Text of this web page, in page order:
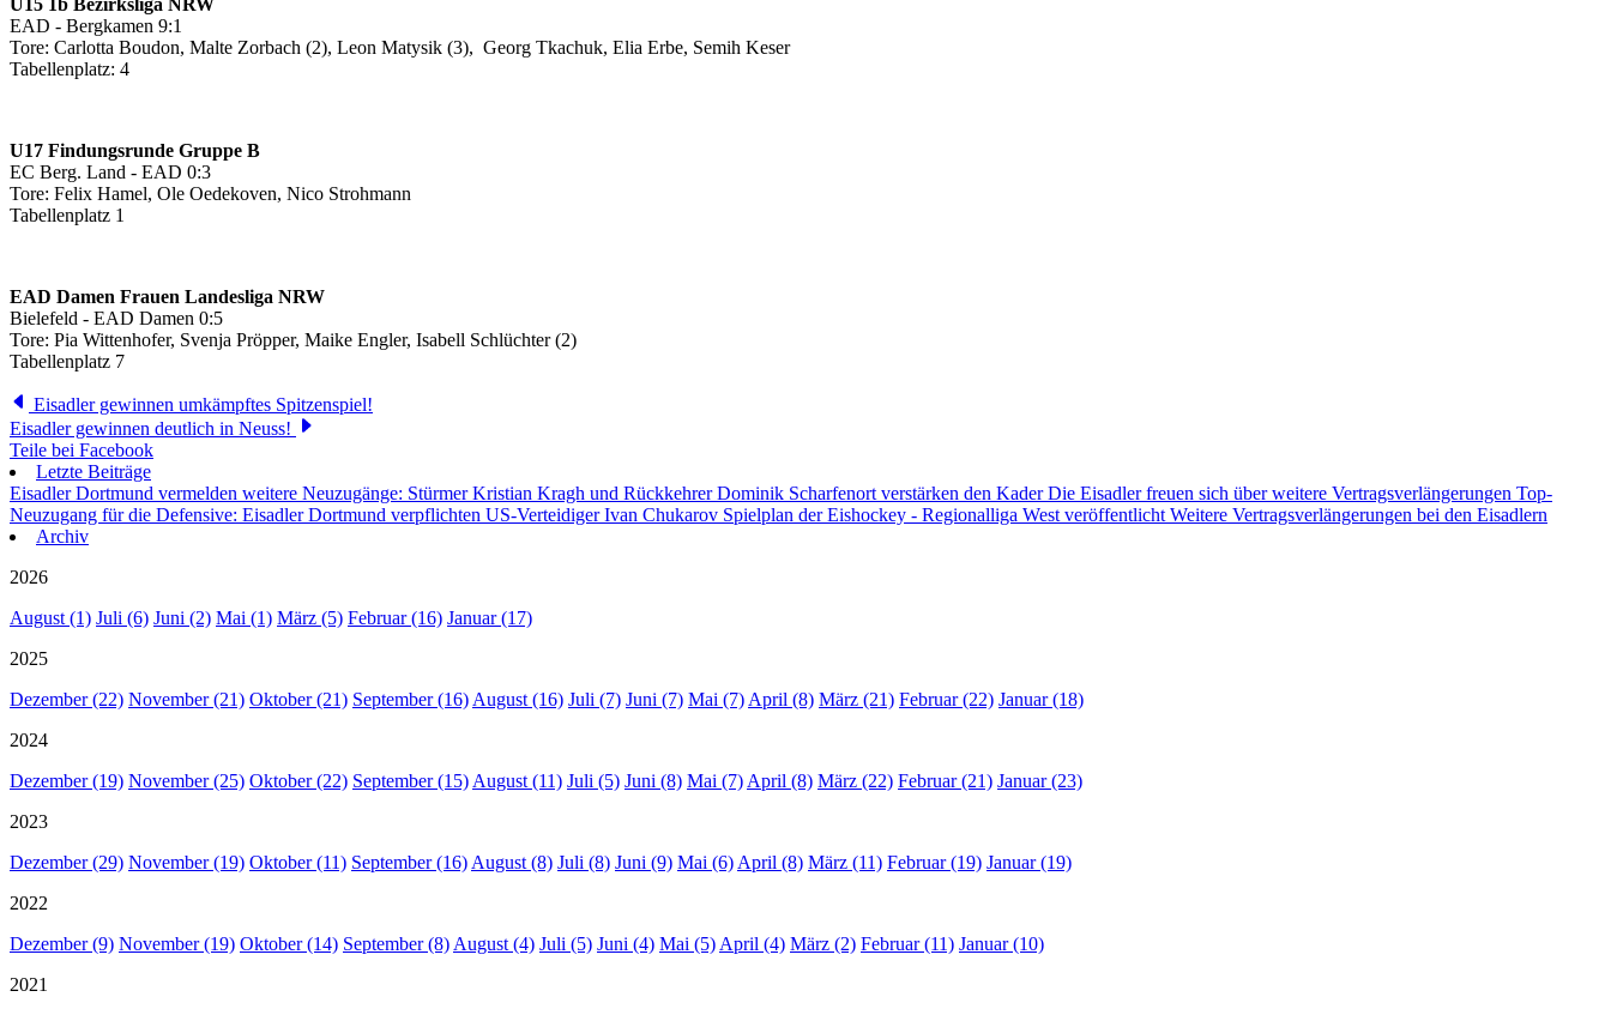
EAD - Bergkamen 9:1
Tore: Carlotta Boudon, Malte Zorbach (2), Leon Matysik (3), Georg Tkachuk, Elia Erbe, Semih Keser
Tabellenplatz: 4
U17 Findungsrunde Gruppe B
EC Berg. Land - EAD 0:3
Tore: Felix Hamel, Ole Oedekoven, Nico Strohmann
Tabellenplatz 1
EAD Damen Frauen Landesliga NRW
Bielefeld - EAD Damen 0:5
Tore: Pia Wittenhofer, Svenja Pröpper, Maike Engler, Isabell Schlüchter (2)
Tabellenplatz 7
Eisadler gewinnen umkämpftes Spitzenspiel!
Eisadler gewinnen deutlich in Neuss!
Teile bei Facebook
Letzte Beiträge
Eisadler Dortmund vermelden weitere Neuzugänge: Stürmer Kristian Kragh und Rückkehrer Dominik Scharfenort verstärken den KaderDie Eisadler freuen sich über weitere Vertragsverlängerungen Top-
Neuzugang für die Defensive: Eisadler Dortmund verpflichten US-Verteidiger Ivan Chukarov Spielplan der Eishockey - Regionalliga West veröffentlicht Weitere Vertragsverlängerungen bei den Eisadlern
Archiv
2026
August (1) Juli (6) Juni (2) Mai (1) März (5) Februar (16) Januar (17)
2025
Dezember (22) November (21) Oktober (21) September (16) August (16) Juli (7) Juni (7) Mai (7) April (8) März (21) Februar (22) Januar (18)
2024
Dezember (19) November (25) Oktober (22) September (15) August (11) Juli (5) Juni (8) Mai (7) April (8) März (22) Februar (21) Januar (23)
2023
Dezember (29) November (19) Oktober (11) September (16) August (8) Juli (8) Juni (9) Mai (6) April (8) März (11) Februar (19) Januar (19)
2022
Dezember (9) November (19) Oktober (14) September (8) August (4) Juli (5) Juni (4) Mai (5) April (4) März (2) Februar (11) Januar (10)
2021